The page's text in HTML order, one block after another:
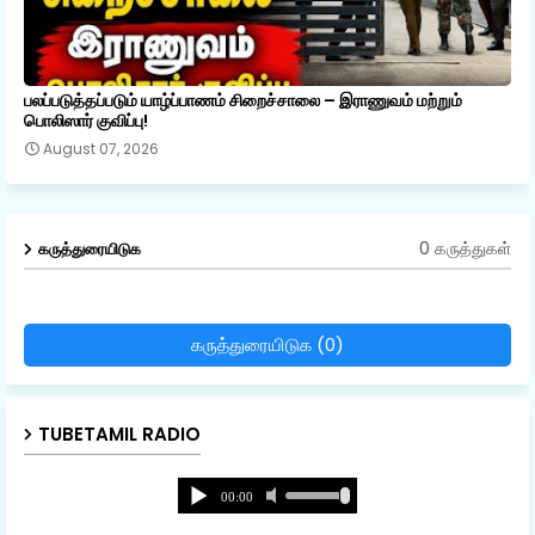
பலப்படுத்தப்படும் யாழ்ப்பாணம் சிறைச்சாலை – இராணுவம் மற்றும்
பொலிஸார் குவிப்பு!
August 07, 2026
கருத்துரையிடுக 0 கருத்துகள்
கருத்துரையிடுக (0)
TUBETAMIL RADIO